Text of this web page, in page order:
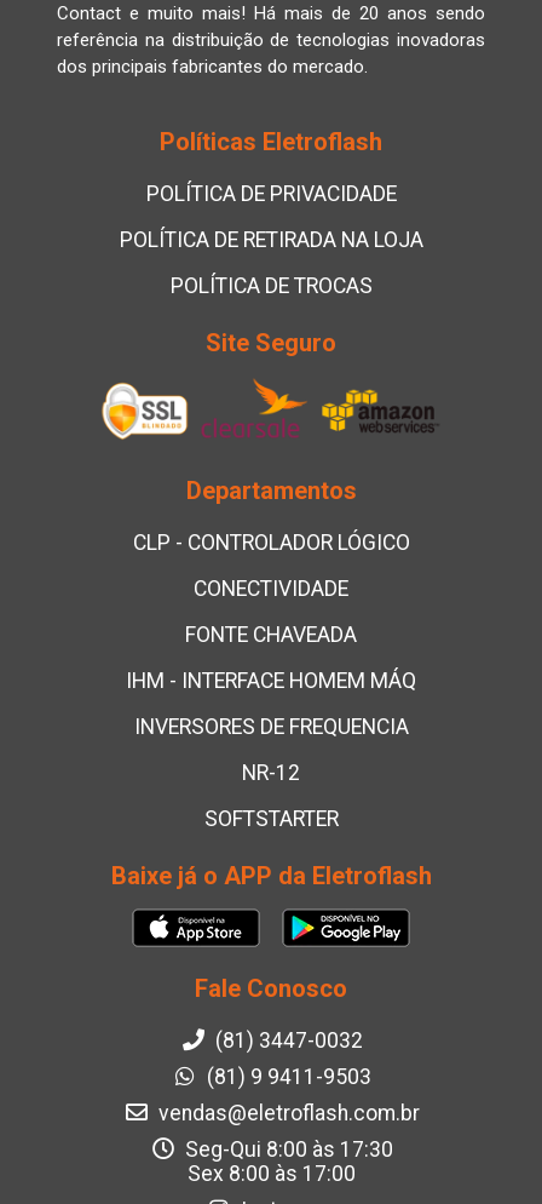
Contact e muito mais! Há mais de 20 anos sendo
referência na distribuição de tecnologias inovadoras
dos principais fabricantes do mercado.
Políticas Eletroflash
POLÍTICA DE PRIVACIDADE
POLÍTICA DE RETIRADA NA LOJA
POLÍTICA DE TROCAS
Site Seguro
Departamentos
CLP - CONTROLADOR LÓGICO
CONECTIVIDADE
FONTE CHAVEADA
IHM - INTERFACE HOMEM MÁQ
INVERSORES DE FREQUENCIA
NR-12
SOFTSTARTER
Baixe já o APP da Eletroflash
Fale Conosco
(81) 3447-0032
(81) 9 9411-9503
vendas@eletroflash.com.br
Seg-Qui 8:00 às 17:30
Sex 8:00 às 17:00